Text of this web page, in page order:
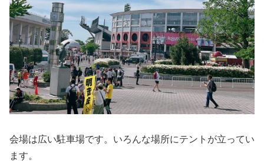
会場は広い駐車場です。いろんな場所にテントが立ってい
ます。